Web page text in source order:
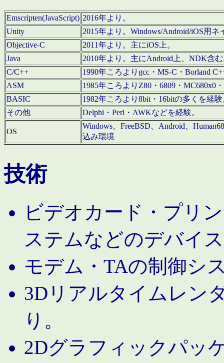
Emscripten(JavaScript) 2016年より。
Unity
2015年より。Windows/Android/iOS用
Objective-C
2011年より。主にiOS上。
Java
2010年より。主にAndroid上、NDK含
C/C++
1990年ころよりgcc・MS-C・Borland
ASM
1985年ころよりZ80・6809・MC680x0
BASIC
1982年ころより8bit・16bitの多くを経
その他
Delphi・Perl・AWKなどを経験。
OS
Windows、FreeBSD、Android、
込み環境
技術
ビデオカード・プリ
ステムなどのデバイ
モデム・TAの制御シ
3Dリアルタイムレン
り。
2Dグラフィックパッ